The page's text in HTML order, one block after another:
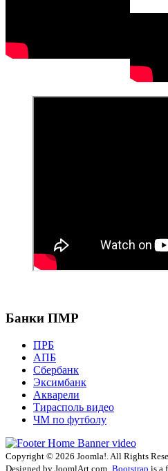
Банки ПМР
ПРБ
АПБ
Сбербанк
Эксимбанк
Акварели
Тирасполь видео
ЧМ по футболу
Copyright © 2026 Joomla!. All Rights
Designed by JoomlArt.com. Bootstrap is a